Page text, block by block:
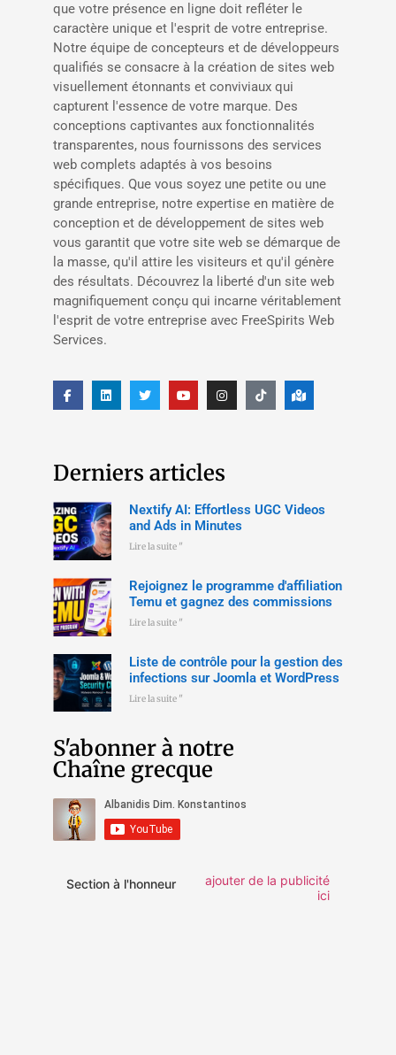
que votre présence en ligne doit refléter le
caractère unique et l'esprit de votre entreprise.
Notre équipe de concepteurs et de développeurs
qualifiés se consacre à la création de sites web
visuellement étonnants et conviviaux qui
capturent l'essence de votre marque. Des
conceptions captivantes aux fonctionnalités
transparentes, nous fournissons des services
web complets adaptés à vos besoins
spécifiques. Que vous soyez une petite ou une
grande entreprise, notre expertise en matière de
conception et de développement de sites web
vous garantit que votre site web se démarque de
la masse, qu'il attire les visiteurs et qu'il génère
des résultats. Découvrez la liberté d'un site web
magnifiquement conçu qui incarne véritablement
l'esprit de votre entreprise avec FreeSpirits Web
Services.
Derniers articles
Nextify AI: Effortless UGC Videos
and Ads in Minutes
Lire la suite "
Rejoignez le programme d'affiliation
Temu et gagnez des commissions
Lire la suite "
Liste de contrôle pour la gestion des
infections sur Joomla et WordPress
Lire la suite "
S'abonner à notre
Chaîne grecque
Section à l'honneur
ajouter de la publicité
ici